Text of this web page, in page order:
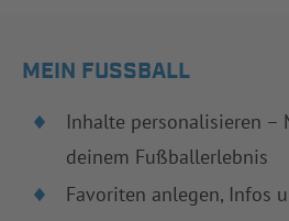
MEIN FUSSBALL
Inhalte personalisieren –
deinem Fußballerlebnis
Favoriten anlegen, Infos